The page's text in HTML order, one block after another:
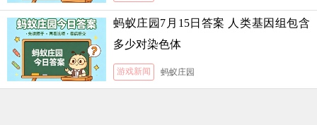
蚂蚁庄园7月15日答案 人类基因组包含
多少对染色体
游戏新闻 蚂蚁庄园